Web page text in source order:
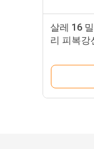
살레 16
리 피복강